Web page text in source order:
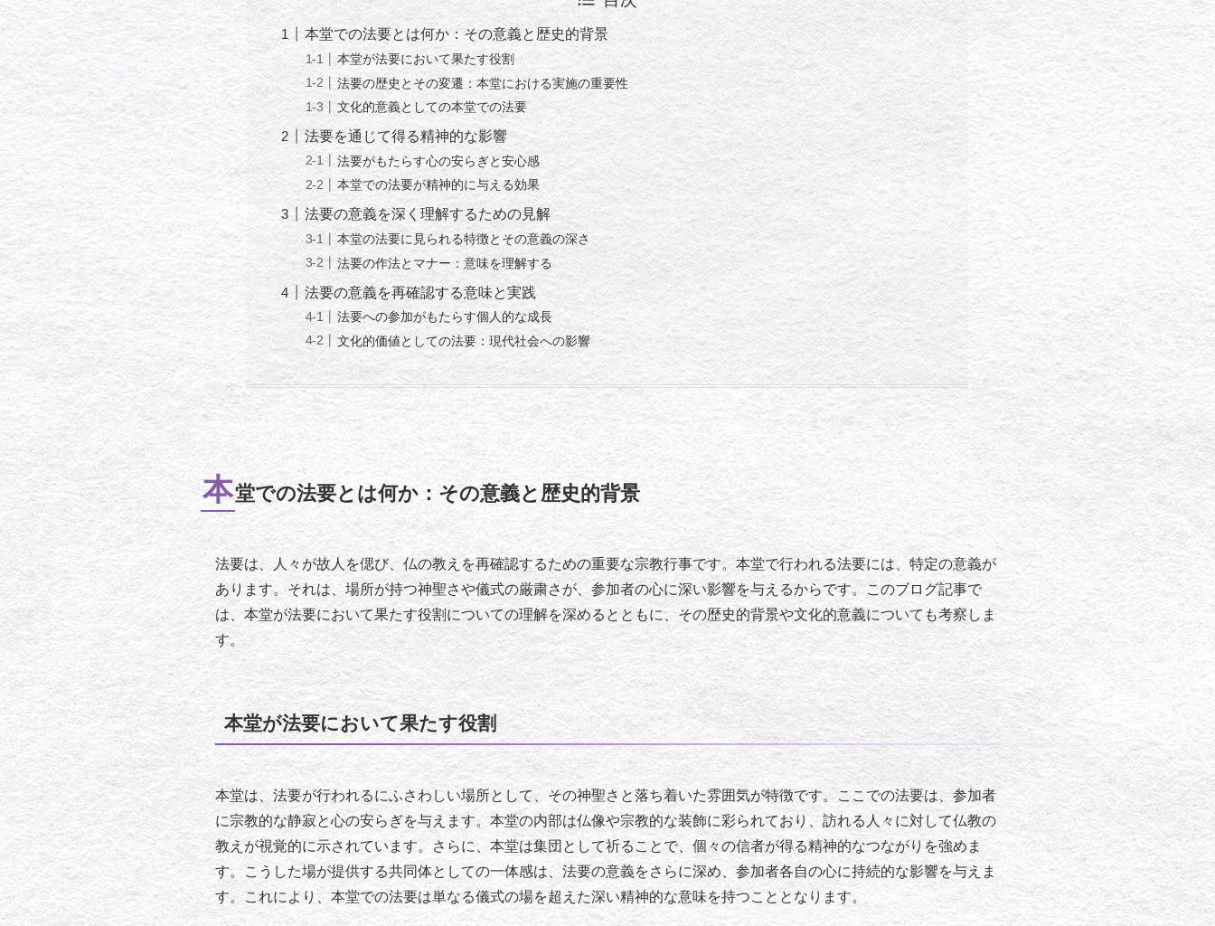
本堂での法要とは何か：その意義と歴史的背景
本堂が法要において果たす役割
法要の歴史とその変遷：本堂における実施の重要性
文化的意義としての本堂での法要
法要を通じて得る精神的な影響
法要がもたらす心の安らぎと安心感
本堂での法要が精神的に与える効果
法要の意義を深く理解するための見解
本堂の法要に見られる特徴とその意義の深さ
法要の作法とマナー：意味を理解する
法要の意義を再確認する意味と実践
法要への参加がもたらす個人的な成長
文化的価値としての法要：現代社会への影響
本堂での法要とは何か：その意義と歴史的背景
法要は、人々が故人を偲び、仏の教えを再確認するための重要な宗教行事です。本堂で行われる法要には、特定の意義が
あります。それは、場所が持つ神聖さや儀式の厳粛さが、参加者の心に深い影響を与えるからです。このブログ記事で
は、本堂が法要において果たす役割についての理解を深めるとともに、その歴史的背景や文化的意義についても考察しま
す。
本堂が法要において果たす役割
本堂は、法要が行われるにふさわしい場所として、その神聖さと落ち着いた雰囲気が特徴です。ここでの法要は、参加者
に宗教的な静寂と心の安らぎを与えます。本堂の内部は仏像や宗教的な装飾に彩られており、訪れる人々に対して仏教の
教えが視覚的に示されています。さらに、本堂は集団として祈ることで、個々の信者が得る精神的なつながりを強めま
す。こうした場が提供する共同体としての一体感は、法要の意義をさらに深め、参加者各自の心に持続的な影響を与えま
す。これにより、本堂での法要は単なる儀式の場を超えた深い精神的な意味を持つこととなります。